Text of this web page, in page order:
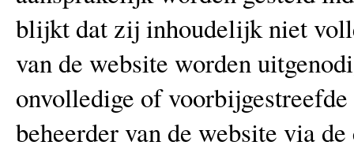
blijkt dat zij inhoudelijk niet
van de website worden
onvolledige of
beheerder van de website via